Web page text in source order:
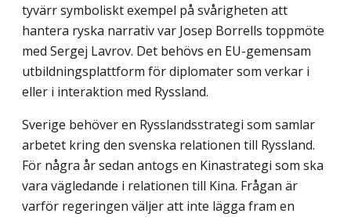
tyvärr symboliskt exempel på svårigheten att
hantera ryska narrativ var Josep Borrells toppmöte
med Sergej Lavrov. Det behövs en EU-gemensam
utbildningsplattform för diplomater som verkar i
eller i interaktion med Ryssland.
Sverige behöver en Rysslandsstrategi som samlar
arbetet kring den svenska relatio­nen till Ryssland.
För några år sedan antogs en Kinastrategi som ska
vara vägledande i relationen till Kina. Frågan är
varför regeringen väljer att inte lägga fram en